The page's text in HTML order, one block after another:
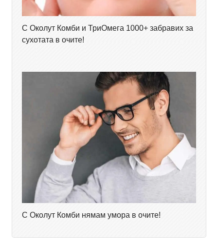
С Околут Комби и ТриОмега 1000+ забравих за
сухотата в очите!
С Околут Комби нямам умора в очите!